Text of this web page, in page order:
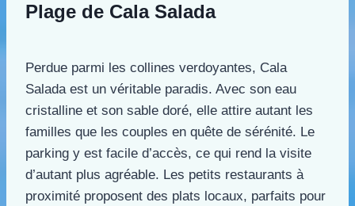
Plage de Cala Salada
Perdue parmi les collines verdoyantes, Cala
Salada est un véritable paradis. Avec son eau
cristalline et son sable doré, elle attire autant les
familles que les couples en quête de sérénité. Le
parking y est facile d’accès, ce qui rend la visite
d’autant plus agréable. Les petits restaurants à
proximité proposent des plats locaux, parfaits pour